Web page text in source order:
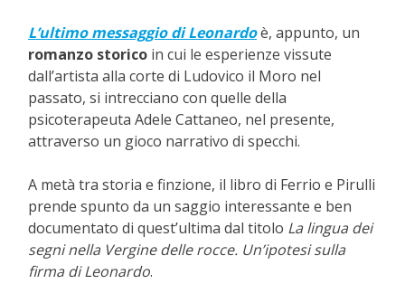
L’ultimo messaggio di Leonardoè, appunto, un
romanzo storico in cui le esperienze vissute
dall’artista alla corte di Ludovico il Moro nel
passato, si intrecciano con quelle della
psicoterapeuta Adele Cattaneo, nel presente,
attraverso un gioco narrativo di specchi.
A metà tra storia e finzione, il libro di Ferrio e Pirulli
prende spunto da un saggio interessante e ben
documentato di quest’ultima dal titolo La lingua dei
segni nella Vergine delle rocce. Un’ipotesi sulla
firma di Leonardo.